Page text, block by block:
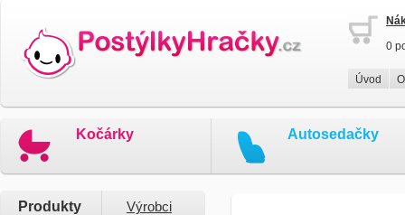
0
Úvod
Kočárky Autosedačky
Produkty Výrobci